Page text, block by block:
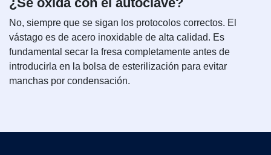
No, siempre que se sigan los protocolos correctos. El
vástago es de acero inoxidable de alta calidad. Es
fundamental secar la fresa completamente antes de
introducirla en la bolsa de esterilización para evitar
manchas por condensación.